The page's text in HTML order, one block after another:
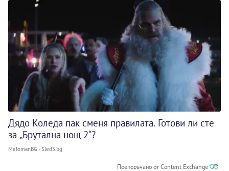
Дядо Коледа пак сменя правилата. Готови ли сте
за „Брутална нощ 2“?
MelomanBG - Sled5.bg
Препоръчано от Content Exchange